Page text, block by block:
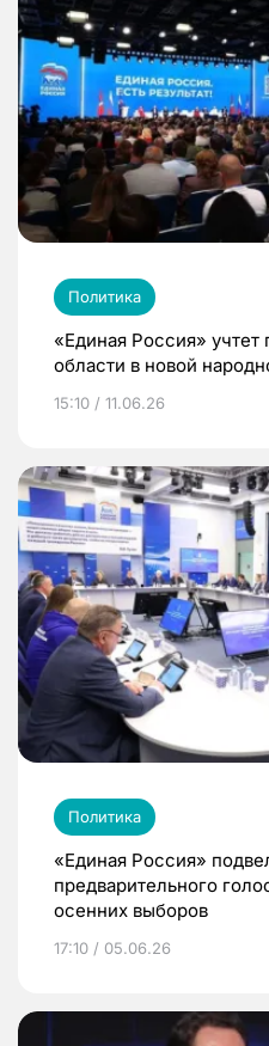
Политика
«Единая Россия»
области в новой
15:10 / 11.06.26
Политика
«Единая Россия»
предварительного
осенних выборов
17:10 / 05.06.26